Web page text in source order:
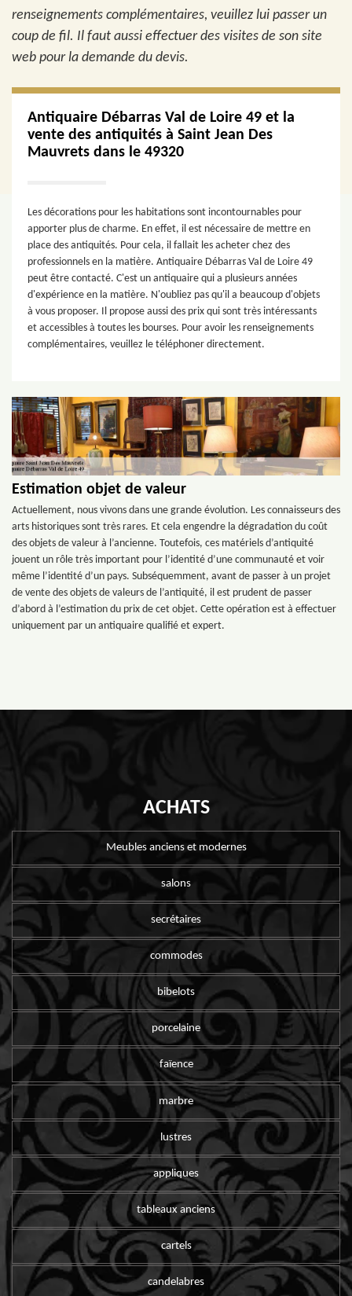
renseignements complémentaires, veuillez lui passer un
coup de fil. Il faut aussi effectuer des visites de son site
web pour la demande du devis.
Antiquaire Débarras Val de Loire 49 et la
vente des antiquités à Saint Jean Des
Mauvrets dans le 49320
Les décorations pour les habitations sont incontournables pour
apporter plus de charme. En effet, il est nécessaire de mettre en
place des antiquités. Pour cela, il fallait les acheter chez des
professionnels en la matière. Antiquaire Débarras Val de Loire 49
peut être contacté. C'est un antiquaire qui a plusieurs années
d'expérience en la matière. N'oubliez pas qu'il a beaucoup d'objets
à vous proposer. Il propose aussi des prix qui sont très intéressants
et accessibles à toutes les bourses. Pour avoir les renseignements
complémentaires, veuillez le téléphoner directement.
Estimation objet de valeur
Actuellement, nous vivons dans une grande évolution. Les connaisseurs des
arts historiques sont très rares. Et cela engendre la dégradation du coût
des objets de valeur à l’ancienne. Toutefois, ces matériels d’antiquité
jouent un rôle très important pour l’identité d’une communauté et voir
même l’identité d’un pays. Subséquemment, avant de passer à un projet
de vente des objets de valeurs de l’antiquité, il est prudent de passer
d’abord à l’estimation du prix de cet objet. Cette opération est à effectuer
uniquement par un antiquaire qualifié et expert.
ACHATS
Meubles anciens et modernes
salons
secrétaires
commodes
bibelots
porcelaine
faïence
marbre
lustres
appliques
tableaux anciens
cartels
candelabres